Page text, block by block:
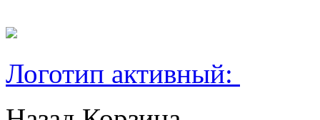
Логотип активный: